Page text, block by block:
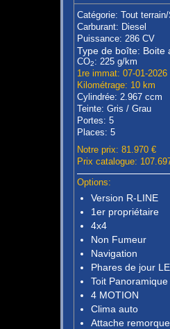
Catégorie: Tout
Carburant: Diesel
Puissance: 286 CV
Type de boîte: Boite
CO2: 225 g/km
1re immat: 07-01-2026
Kilométrage: 10 km
Cylindrée: 2.967 ccm
Teinte: Gris / Grau
Portes: 5
Places: 5
Notre prix: 81.970 €
Prix catalogue:
Options:
Version R-LINE
1er propriétaire
4x4
Non Fumeur
Navigation
Phares de jour
Toit Panoramique
4 MOTION
Clima auto
Attache